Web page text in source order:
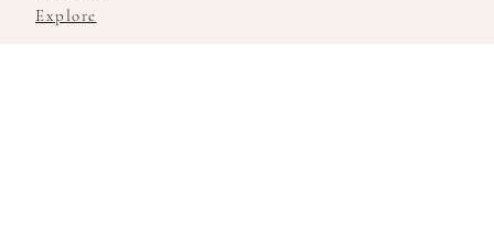
Explore